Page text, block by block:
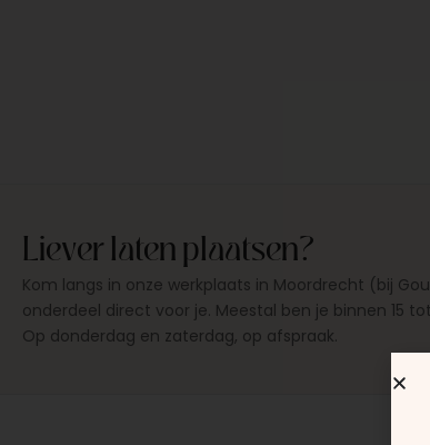
Liever laten plaatsen?
Kom langs in onze werkplaats in Moordrecht (bij
onderdeel direct voor je. Meestal ben je binnen 15
Op donderdag en zaterdag, op afspraak.